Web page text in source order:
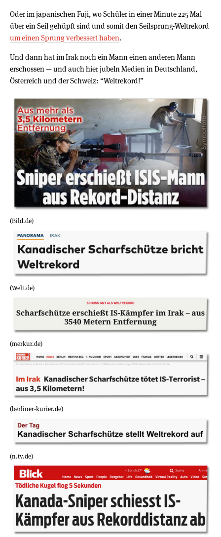
Oder im japanischen Fuji, wo Schüler in einer Minute 225 Mal
über ein Seil gehüpft sind und somit den Seilsprung-Weltrekord
um einen Sprung verbessert haben.
Und dann hat im Irak noch ein Mann einen anderen Mann
erschossen — und auch hier jubeln Medien in Deutschland,
Österreich und der Schweiz: “Weltrekord!”
(Bild.de)
(Welt.de)
(merkur.de)
(berliner-kurier.de)
(n.tv.de)